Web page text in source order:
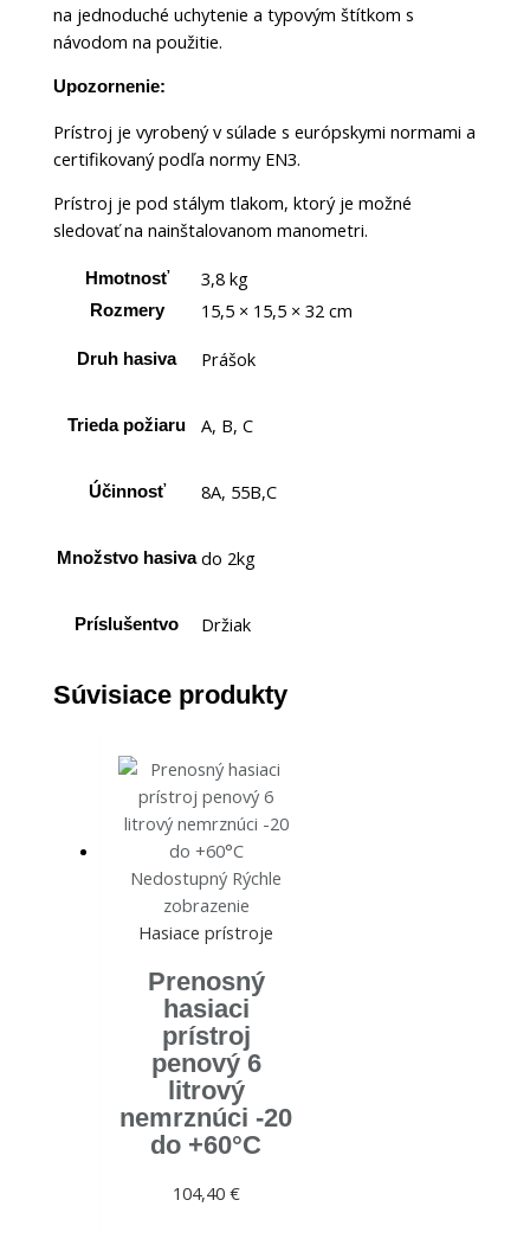
na jednoduché uchytenie a typovým štítkom s
návodom na použitie.
Upozornenie:
Prístroj je vyrobený v súlade s európskymi normami a
certifikovaný podľa normy EN3.
Prístroj je pod stálym tlakom, ktorý je možné
sledovať na nainštalovanom manometri.
Hmotnosť 3,8 kg
Rozmery 15,5 × 15,5 × 32 cm
Druh hasiva Prášok
Trieda požiaru A, B, C
Účinnosť 8A, 55B,C
Množstvo hasiva do 2kg
Príslušentvo Držiak
Súvisiace produkty
Nedostupný Rýchle
zobrazenie
Hasiace prístroje
Prenosný
hasiaci
prístroj
penový 6
litrový
nemrznúci -20
do +60°C
104,40 €